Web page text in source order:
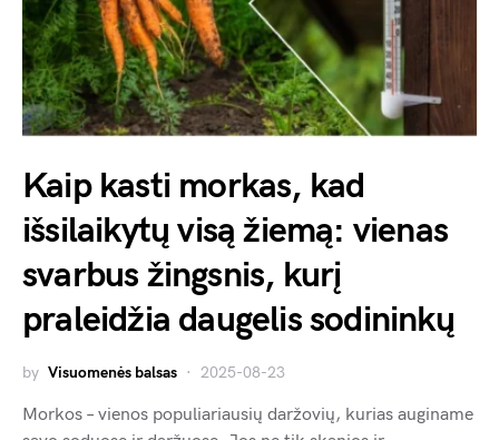
Kaip kasti morkas, kad
išsilaikytų visą žiemą: vienas
svarbus žingsnis, kurį
praleidžia daugelis sodininkų
by Visuomenės balsas 2025-08-23
Morkos – vienos populiariausių daržovių, kurias auginame